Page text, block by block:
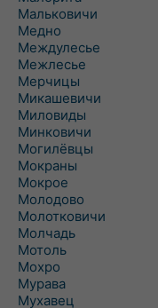
Мальковичи
Медно
Междулесье
Межлесье
Мерчицы
Микашевичи
Миловиды
Минковичи
Могилёвцы
Мокраны
Мокрое
Молодово
Молотковичи
Молчадь
Мотоль
Мохро
Мурава
Мухавец